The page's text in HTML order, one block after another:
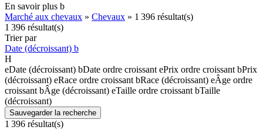
En savoir plus b
Marché aux chevaux » Chevaux » 1 396 résultat(s)
1 396 résultat(s)
Trier par
Date (décroissant) b
H
eDate (décroissant) bDate ordre croissant ePrix ordre croissant bPrix
(décroissant) eRace ordre croissant bRace (décroissant) eÂge ordre
croissant bÂge (décroissant) eTaille ordre croissant bTaille
(décroissant)
Sauvegarder la recherche
1 396 résultat(s)